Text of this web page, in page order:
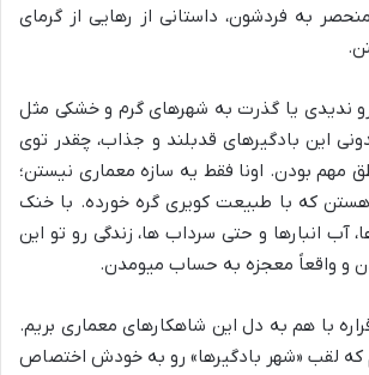
به فردشون، داستانی از رهایی از گرمای
رو ندیدی یا گذرت به شهرهای گرم و خشکی مثل
این بادگیرهای قدبلند و جذاب، چقدر توی
مهم بودن. اونا فقط یه سازه معماری نیستن؛
که با طبیعت کویری گره خورده. با خنک
آب انبارها و حتی سرداب ها، زندگی رو تو این
و واقعاً معجزه به حساب میومدن.
با هم به دل این شاهکارهای معماری بریم.
که لقب «شهر بادگیرها» رو به خودش اختصاص